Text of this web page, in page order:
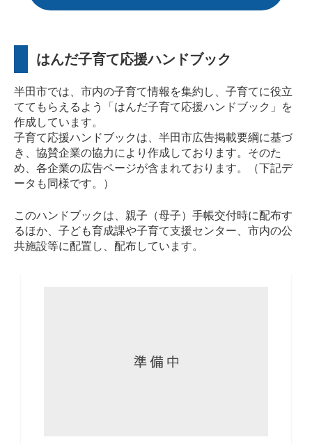
はんだ子育て応援ハンドブック
半田市では、市内の子育て情報を集約し、子育てに役立
ててもらえるよう「はんだ子育て応援ハンドブック」を
作成しています。
子育て応援ハンドブックは、半田市広告掲載要綱に基づ
き、協賛企業の協力により作成しております。そのた
め、各企業の広告ページが含まれております。（下記デ
ータも同様です。）
このハンドブックは、親子（母子）手帳交付時に配布す
るほか、子ども育成課や子育て支援センター、市内の公
共施設等に配置し、配布しています。